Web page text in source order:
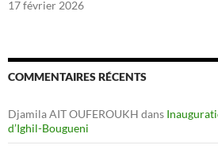
17 février 2026
COMMENTAIRES RÉCENTS
Djamila AIT OUFEROUKH dans
d’Ighil-Bougueni